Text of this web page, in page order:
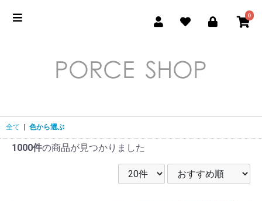
0
全て 色から選ぶ
1000件の商品が見つかりました